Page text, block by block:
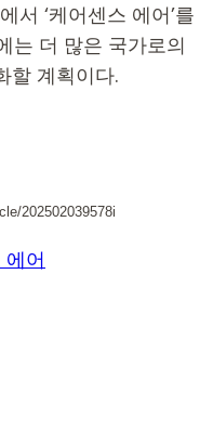
서 ‘케어센스 에어’를
는 더 많은 국가로의
할 계획이다.
202502039578i
에어